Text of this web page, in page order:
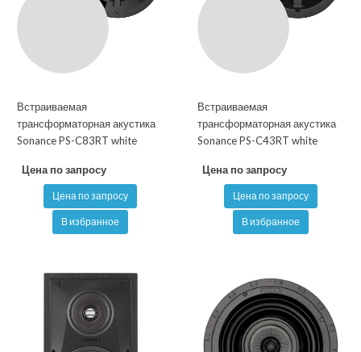
Встраиваемая
трансформаторная акустика
Sonance PS-C83RT white
Цена по запросу
Цена по запросу
В избранное
Встраиваемая
трансформаторная акустика
Sonance PS-C43RT white
Цена по запросу
Цена по запросу
В избранное